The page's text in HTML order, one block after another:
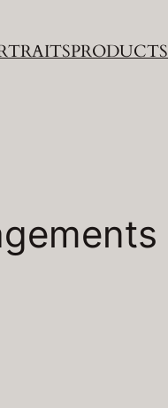
PRODUCTS